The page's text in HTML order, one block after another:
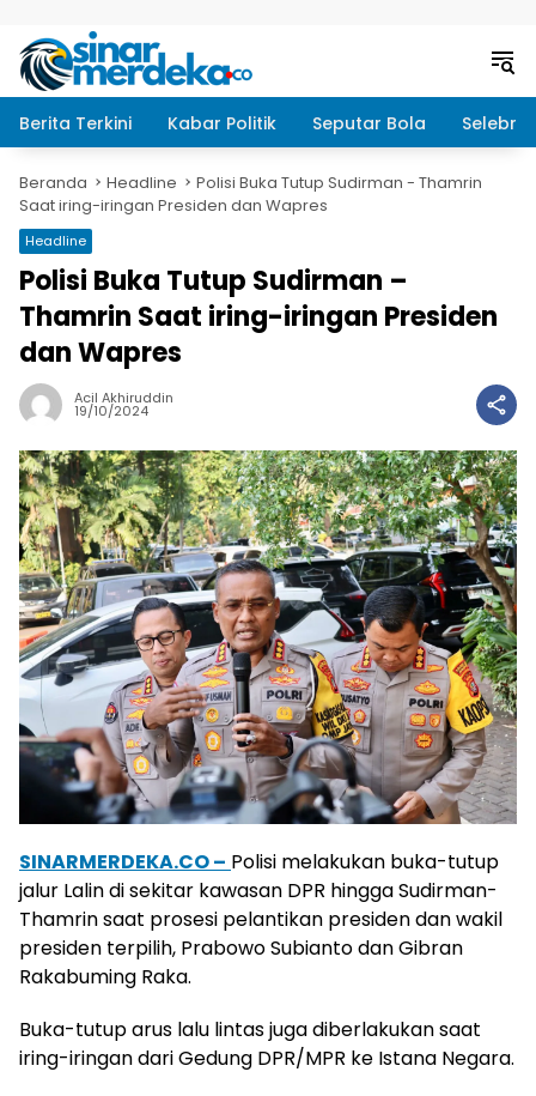
Berita Terkini Kabar Politik Seputar Bola
Beranda Headline
Polisi Buka Tutup Sudirman - Thamrin
Saat iring-iringan Presiden dan Wapres
Headline
Polisi Buka Tutup Sudirman –
Thamrin Saat iring-iringan Presiden
dan Wapres
Acil Akhiruddin
19/10/2024
SINARMERDEKA.CO – Polisi melakukan buka-tutup
jalur Lalin di sekitar kawasan DPR hingga Sudirman-
Thamrin saat prosesi pelantikan presiden dan wakil
presiden terpilih, Prabowo Subianto dan Gibran
Rakabuming Raka.
Buka-tutup arus lalu lintas juga diberlakukan saat
iring-iringan dari Gedung DPR/MPR ke Istana Negara.